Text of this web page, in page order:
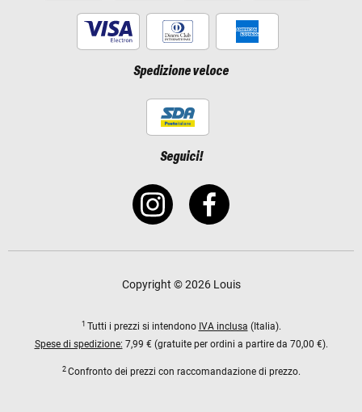
Spedizione veloce
Seguici!
Copyright © 2026 Louis
1 Tutti i prezzi si intendono IVA inclusa (Italia).
Spese di spedizione: 7,99 € (gratuite per ordini a partire da 70,00 €).
2 Confronto dei prezzi con raccomandazione di prezzo.